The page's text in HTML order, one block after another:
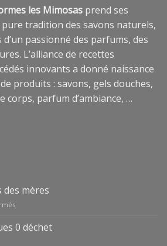
les Mimosas prend ses
tradition des savons naturels,
passionné des parfums, des
L’alliance de recettes
innovants a donné naissance
produits : savons, gels douches,
corps, parfum d’ambiance, …
mères
sur
fêtes
0 déchet